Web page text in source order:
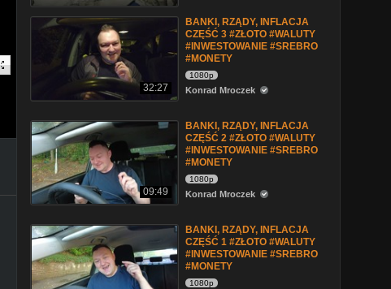
32:27
BANKI, RZĄDY, INFLACJA
CZĘŚĆ 3 #ZŁOTO #WALUTY
#INWESTOWANIE #SREBRO
#MONETY
1080p
Konrad Mroczek
09:49
BANKI, RZĄDY, INFLACJA
CZĘŚĆ 2 #ZŁOTO #WALUTY
#INWESTOWANIE #SREBRO
#MONETY
1080p
Konrad Mroczek
BANKI, RZĄDY, INFLACJA
CZĘŚĆ 1 #ZŁOTO #WALUTY
#INWESTOWANIE #SREBRO
#MONETY
1080p